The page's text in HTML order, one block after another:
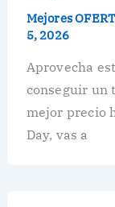
Mejores
5, 2026
Aprovecha
conseguir un
mejor precio
Day, vas a